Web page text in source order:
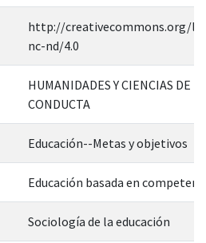
http://creativecommons.org/
nc-nd/4.0
HUMANIDADES Y CIENCIAS DE LA
CONDUCTA
Educación--Metas y objetivos
Educación basada en
Sociología de la educación